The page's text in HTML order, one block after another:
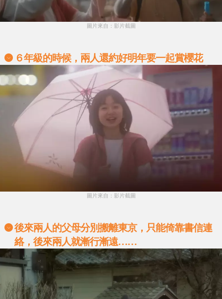
圖片來自：影片截圖
６年級的時候，兩人還約好明年要一起賞櫻花
圖片來自：影片截圖
後來兩人的父母分別搬離東京，只能倚靠書信連
絡，後來兩人就漸行漸遠……